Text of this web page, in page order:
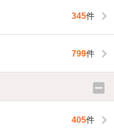
345件
799件
405件